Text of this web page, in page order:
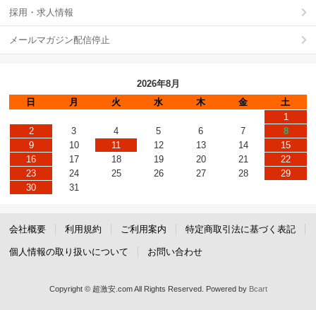
採用・求人情報
メールマガジン配信停止
2026年8月
日
月 火 水 木 金
土
1
2
3 4 5 6 7
8
9
10 11 12 13 14
15
16
17 18 19 20 21
22
23
24 25 26 27 28
29
30
31
会社概要 利用規約 ご利用案内 特定商取引法に基づく表記
個人情報の取り扱いについて お問い合わせ
Copyright © 超激安.com All Rights Reserved. Powered by Bcart